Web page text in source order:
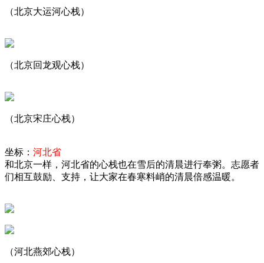
（北京大运河心栈）
（北京回龙观心栈）
（北京宋庄心栈）
坐标： 河北省
和北京一样，河北省的心栈也在雪后的清晨进行奉粥。志愿者
们相互鼓励、支持，让大家在春寒料峭的清晨倍感温暖。
（河北燕郊心栈）